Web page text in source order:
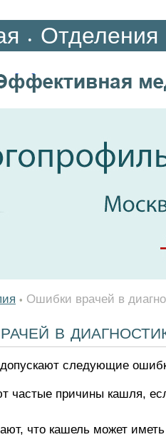
• Отделения
• Ошибки врачей в
в
следующие
частые причины кашля,
что кашель может